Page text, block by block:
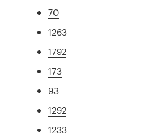
70
1263
1792
173
93
1292
1233